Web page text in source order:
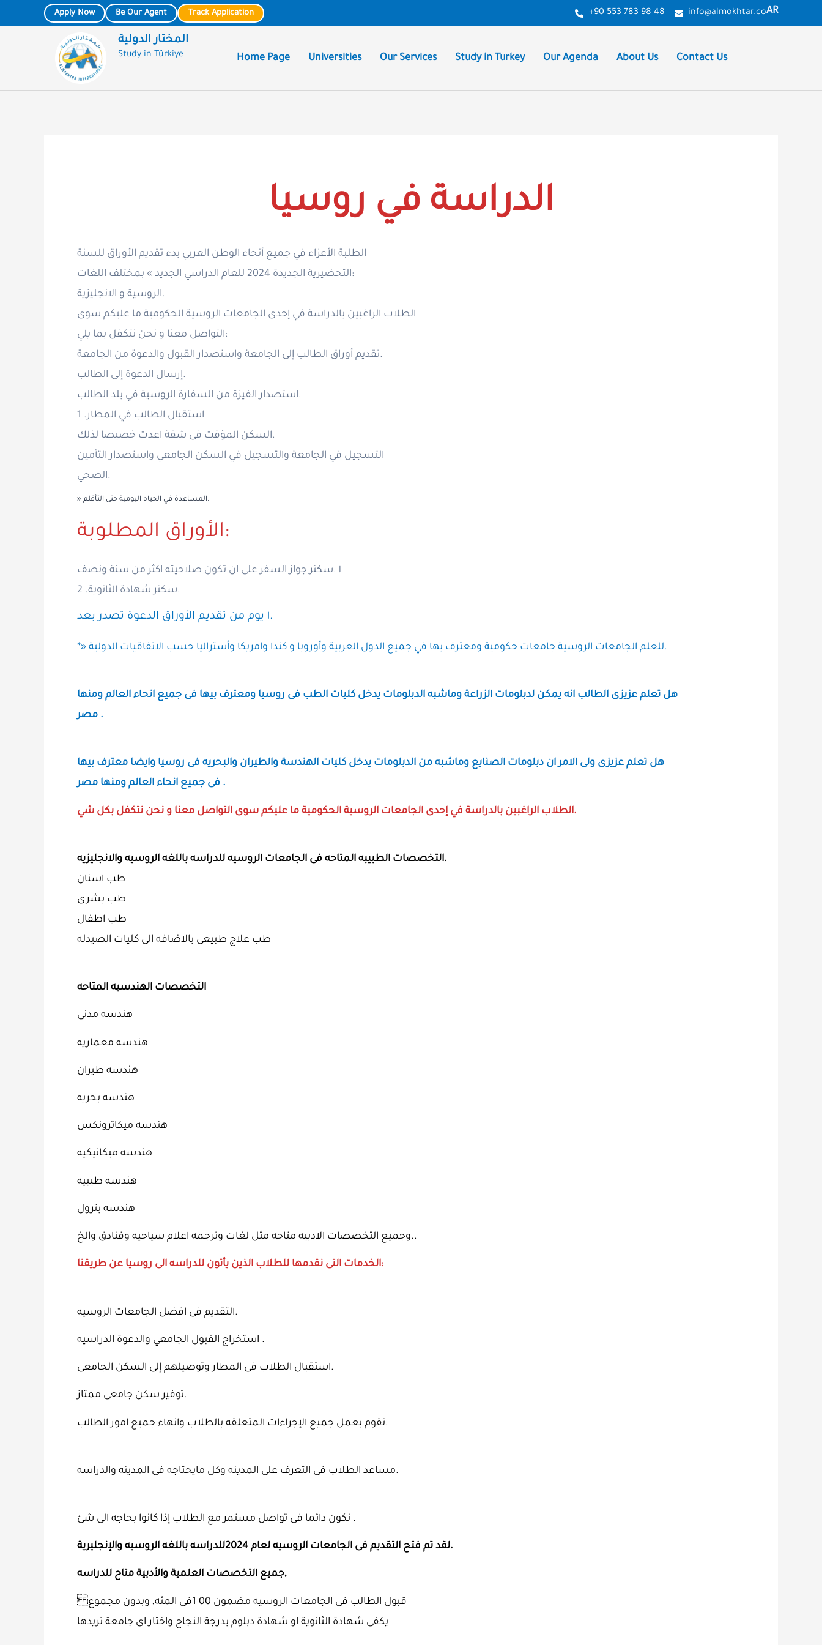
to
Apply Now Be Our Agent Track Application AR
+90 553 783 98 48 info@almokhtar.co
المختار الدولية
Study in Türkiye Home Page Universities Our Services Study in Turkey Our Agenda About Us Contact Us
الدراسة في روسيا
الطلبة الأعزاء في جميع أنحاء الوطن العربي بدء تقديم الأوراق للسنة
التحضيرية الجديدة 2024 للعام الدراسي الجديد » بمختلف اللغات:
الروسية و الانجليزية.
الطلاب الراغبين بالدراسة في إحدى الجامعات الروسية الحكومية ما عليكم سوى
التواصل معنا و نحن نتكفل بما يلي:
تقديم أوراق الطالب إلى الجامعة واستصدار القبول والدعوة من الجامعة.
إرسال الدعوة إلى الطالب.
استصدار الفيزة من السفارة الروسية في بلد الطالب.
استقبال الطالب في المطار. 1
السكن المؤقت فى شقة اعدت خصيصا لذلك.
التسجيل في الجامعة والتسجيل في السكن الجامعي واستصدار التأمين
الصحي.
» المساعدة في الحياه اليومية حتى التأقلم.
الأوراق المطلوبة:
‎١‏ .سكنر جواز السفر على ان تكون صلاحيته اكثر من سنة ونصف
2 .سكنر شهادة الثانوية.
الدعوة تصدر بعد ‎١‏ يوم من تقديم الأوراق.
*» للعلم الجامعات الروسية جامعات حكومية ومعترف بها في جميع الدول العربية وأوروبا و كندا وامريكا وأستراليا حسب الاتفاقيات الدولية.
هل تعلم عزيزى الطالب انه يمكن لدبلومات الزراعة وماشبه الدبلومات يدخل كليات الطب فى روسيا ومعترف بيها فى جميع انحاء العالم ومنها
مصر .
هل تعلم عزيزى ولى الامر ان دبلومات الصنايع وماشبه من الدبلومات يدخل كليات الهندسة والطيران والبحريه فى روسيا وايضا معترف بيها
فى جميع انحاء العالم ومنها مصر .
الطلاب الراغبين بالدراسة في إحدى الجامعات الروسية الحكومية ما عليكم سوى التواصل معنا و نحن نتكفل بكل شي.
التخصصات الطبيبه المتاحه فى الجامعات الروسيه للدراسه باللغه الروسيه والانجليزيه.
طب اسنان
طب بشرى
طب اطفال
طب علاج طبيعى بالاضافه الى كليات الصيدله
التخصصات الهندسيه المتاحه
هندسه مدنى
هندسه معماريه
هندسه طيران
هندسه بحريه
هندسه ميكاترونكس
هندسه ميكانيكيه
هندسه طيبيه
هندسه بترول
وجميع التخصصات الادبيه متاحه مثل لغات وترجمه اعلام سياحيه وفنادق والخ..
الخدمات التى نقدمها للطلاب الذين يأتون للدراسه الى روسيا عن طريقنا:
التقديم فى افضل الجامعات الروسيه.
استخراج القبول الجامعي والدعوة الدراسيه .
استقبال الطلاب فى المطار وتوصيلهم إلى السكن الجامعى.
توفير سكن جامعى ممتاز.
نقوم بعمل جميع الإجراءات المتعلقه بالطلاب وانهاء جميع امور الطالب.
مساعد الطلاب فى التعرف على المدينه وكل مايحتاجه فى المدينه والدراسه.
نكون دائما فى تواصل مستمر مع الطلاب إذا كانوا بحاجه الى شئ .
لقد تم فتح التقديم فى الجامعات الروسيه لعام 2024للدراسه باللغه الروسيه والإنجليرية.
جميع التخصصات العلمية والأدبية متاح للدراسه,
قبول الطالب فى الجامعات الروسيه مضمون 00 1فى المئه, وبدون مجموع
يكفى شهادة الثانوية او شهادة دبلوم بدرجة النجاح واختار اى جامعة تريدها
Post
navigation